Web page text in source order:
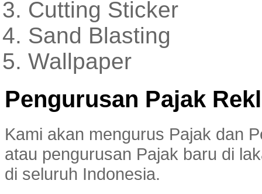
Cutting Sticker
Sand Blasting
Wallpaper
Pengurusan Pajak
Kami akan mengurus Pajak dan
atau pengurusan Pajak baru di
di seluruh Indonesia.